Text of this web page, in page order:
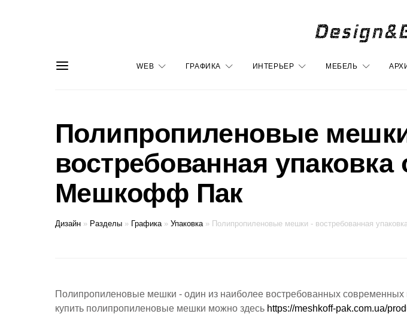
WEB ГРАФИКА ИНТЕРЬЕР МЕБЕЛЬ
Полипропиленовые
востребованная упаковка
Мешкофф Пак
Дизайн » Разделы » Графика» Упаковка» Полипропиленовые мешки - востребованная
Полипропиленовые мешки - один из наиболее востребованных современных
купить полипропиленовые мешки можно здесь https://meshkoff-pak.com.ua/